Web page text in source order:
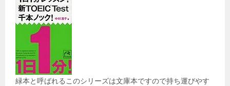
緑本と呼ばれるこのシリーズは文庫本ですので持ち運びやす